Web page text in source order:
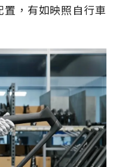
，有如映照自行車